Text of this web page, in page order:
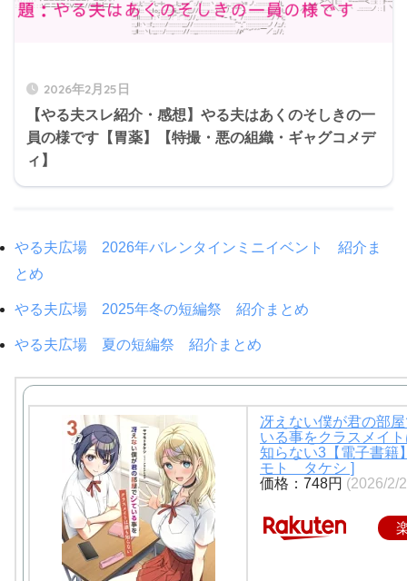
2026年2月25日
【やる夫スレ紹介・感想】やる夫はあくのそしきの一
員の様です【胃薬】【特撮・悪の組織・ギャグコメデ
ィ】
やる夫広場 2026年バレンタインミニイベント 紹介ま
とめ
やる夫広場 2025年冬の短編祭 紹介まとめ
やる夫広場 夏の短編祭 紹介まとめ
冴えない僕が君の部
いる事をクラスメイ
知らない3【電子書籍
モト タケシ ]
価格：748円 (2026/2/